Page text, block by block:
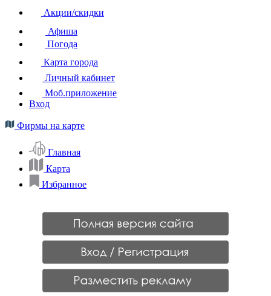
Акции/скидки
Афиша
Погода
Карта города
Личный кабинет
Моб.приложение
Вход
Фирмы на карте
Главная
Карта
Избранное